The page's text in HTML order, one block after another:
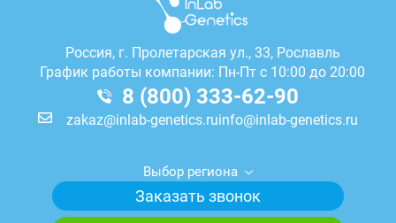
Россия, г. Пролетарская ул., 33, Рославль
График работы компании: Пн-Пт с 10:00 до 20:00
8 (800) 333-62-90
zakaz@inlab-genetics.ruinfo@inlab-genetics.ru
Выбор региона
Заказать звонок